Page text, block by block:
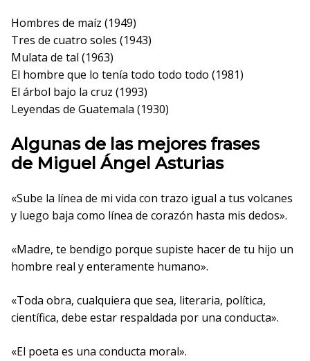
Hombres de maíz (1949)
Tres de cuatro soles (1943)
Mulata de tal (1963)
El hombre que lo tenía todo todo todo (1981)
El árbol bajo la cruz (1993)
Leyendas de Guatemala (1930)
Algunas de las mejores frases
de Miguel Ángel Asturias
«Sube la línea de mi vida con trazo igual a tus volcanes
y luego baja como línea de corazón hasta mis dedos».
«Madre, te bendigo porque supiste hacer de tu hijo un
hombre real y enteramente humano».
«Toda obra, cualquiera que sea, literaria, política,
científica, debe estar respaldada por una conducta».
«El poeta es una conducta moral».